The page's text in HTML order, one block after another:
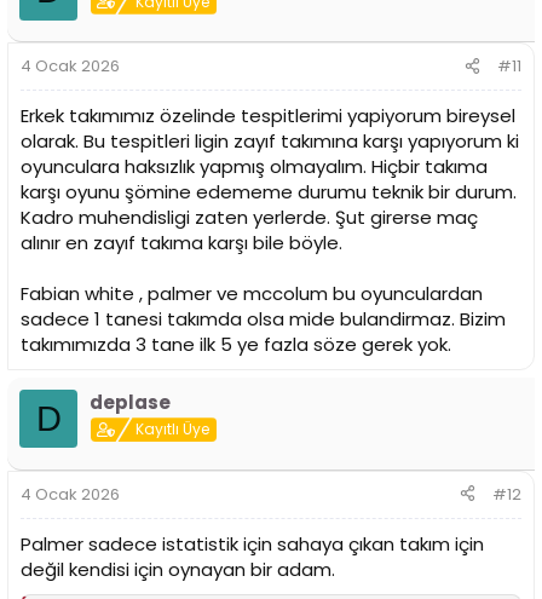
4 Ocak 2026 #11
Erkek takımımız özelinde tespitlerimi yapiyorum bireysel
olarak. Bu tespitleri ligin zayıf takımına karşı yapıyorum ki
oyunculara haksızlık yapmış olmayalım. Hiçbir takıma
karşı oyunu şömine edememe durumu teknik bir durum.
Kadro muhendisligi zaten yerlerde. Şut girerse maç
alınır en zayıf takıma karşı bile böyle.
Fabian white , palmer ve mccolum bu oyunculardan
sadece 1 tanesi takımda olsa mide bulandirmaz. Bizim
takımımızda 3 tane ilk 5 ye fazla söze gerek yok.
D deplase
Kayıtlı Üye
4 Ocak 2026 #12
Palmer sadece istatistik için sahaya çıkan takım için
değil kendisi için oynayan bir adam.